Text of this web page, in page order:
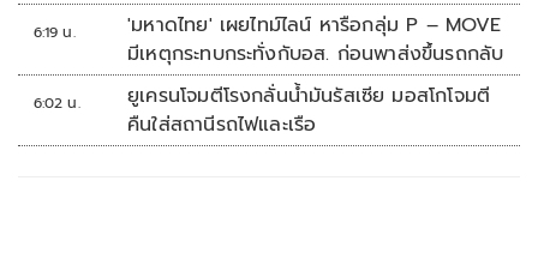
6:19 น.
'มหาดไทย' เผยไทม์ไลน์ หารือกลุ่ม P – MOVE
มีเหตุกระทบกระทั่งกับอส. ก่อนพาส่งขึ้นรถกลับ
6:02 น.
ยูเครนโจมตีโรงกลั่นน้ำมันรัสเซีย มอสโกโจมตี
คืนใส่สถานีรถไฟและเรือ